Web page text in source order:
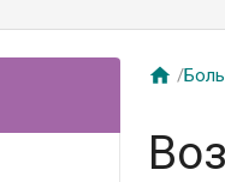
 /